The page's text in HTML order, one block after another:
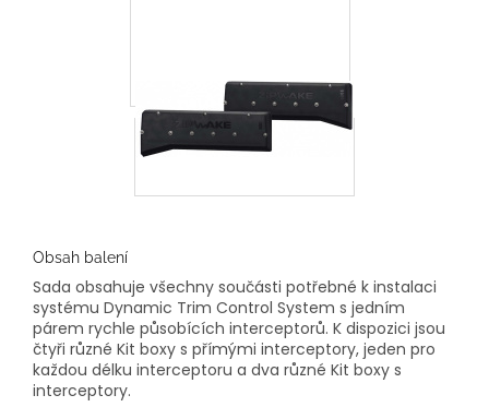
Obsah balení
Sada obsahuje všechny součásti potřebné k instalaci
systému Dynamic Trim Control System s jedním
párem rychle působících interceptorů. K dispozici jsou
čtyři různé Kit boxy s přímými interceptory, jeden pro
každou délku interceptoru a dva různé Kit boxy s
interceptory.